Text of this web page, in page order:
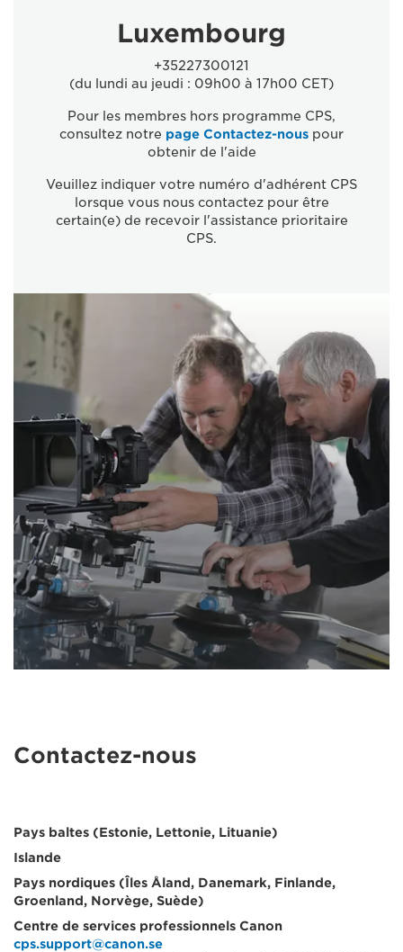
Luxembourg
+35227300121
(du lundi au jeudi : 09h00 à 17h00 CET)
Pour les membres hors programme CPS,
consultez notre page Contactez-nous pour
obtenir de l'aide
Veuillez indiquer votre numéro d'adhérent CPS
lorsque vous nous contactez pour être
certain(e) de recevoir l'assistance prioritaire
CPS.
Contactez-nous
Pays baltes (Estonie, Lettonie, Lituanie)
Islande
Pays nordiques (Îles Åland, Danemark, Finlande,
Groenland, Norvège, Suède)
Centre de services professionnels Canon
cps.support@canon.se